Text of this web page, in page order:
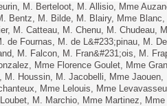
M. Berteloot, M. Allisio, Mme
Bentz, M. Bilde, M. Blairy, Mme
M. Catteau, M. Chenu, M. Chudeau,
de Fournas, M. de L&#233;pinau, M.
M. Falcon, M. Fran&#231;ois, M.
Mme Florence Goulet, Mme
M. Houssin, M. Jacobelli, Mme
Mme Lelouis, Mme
M. Marchio, Mme Martinez,